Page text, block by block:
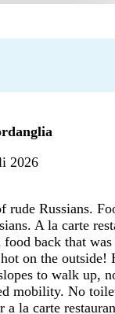
2026
rude Russians.
A la carte
food back that
on the outside!
to walk up,
mobility. No
a la carte